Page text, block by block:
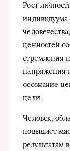
Рост
индивидуума
ценностей
стремления
напряжения
осознание
цели.
Человек,
повышает
результатам